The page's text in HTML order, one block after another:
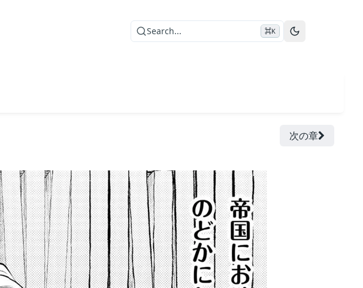
Search... ⌘K
次の章